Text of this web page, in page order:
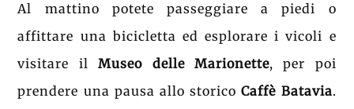
Al mattino potete passeggiare a piedi o
affittare una bicicletta ed esplorare i vicoli e
visitare ilMuseo delle Marionette, per poi
prendere una pausa allo storicoCaffè Batavia.